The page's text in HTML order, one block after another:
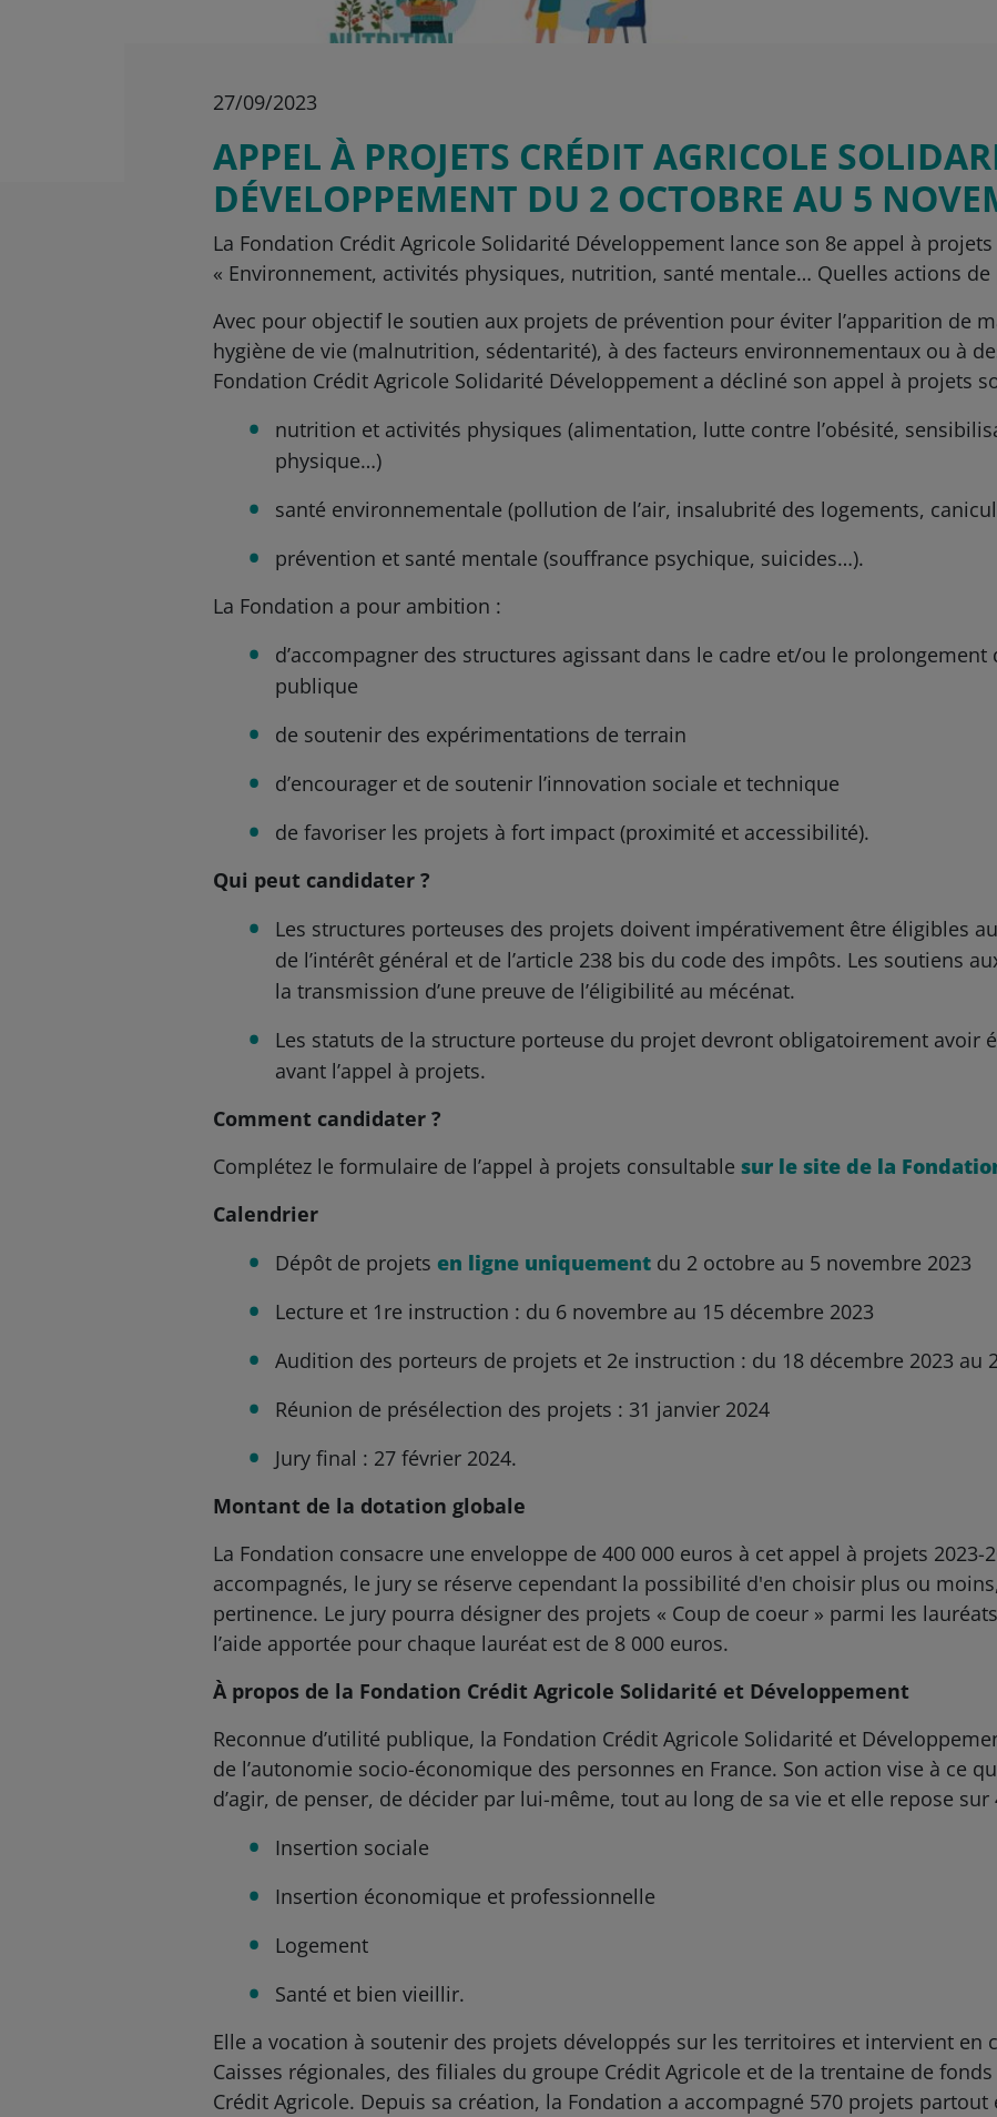
27/09/2023
APPEL À PROJETS CRÉDIT AGRICOLE
DÉVELOPPEMENT DU 2 OCTOBRE AU 5
La Fondation Crédit Agricole Solidarité Développement lance son 8e appel à
« Environnement, activités physiques, nutrition, santé mentale… Quelles actions de
Avec pour objectif le soutien aux projets de prévention pour éviter l’apparition de
hygiène de vie (malnutrition, sédentarité), à des facteurs environnementaux ou à
Fondation Crédit Agricole Solidarité Développement a décliné son appel à projets
nutrition et activités physiques (alimentation, lutte contre l’obésité,
physique…)
santé environnementale (pollution de l’air, insalubrité des logements,
prévention et santé mentale (souffrance psychique, suicides…).
La Fondation a pour ambition :
d’accompagner des structures agissant dans le cadre et/ou le
publique
de soutenir des expérimentations de terrain
d’encourager et de soutenir l’innovation sociale et technique
de favoriser les projets à fort impact (proximité et accessibilité).
Qui peut candidater ?
Les structures porteuses des projets doivent impérativement être éligibles
de l’intérêt général et de l’article 238 bis du code des impôts. Les soutiens
la transmission d’une preuve de l’éligibilité au mécénat.
Les statuts de la structure porteuse du projet devront obligatoirement avoir
avant l’appel à projets.
Comment candidater ?
Complétez le formulaire de l’appel à projets consultable sur le site de la
Calendrier
Dépôt de projets en ligne uniquementdu 2 octobre au 5 novembre 2023
Lecture et 1re instruction : du 6 novembre au 15 décembre 2023
Audition des porteurs de projets et 2e instruction : du 18 décembre 2023 au
Réunion de présélection des projets : 31 janvier 2024
Jury final : 27 février 2024.
Montant de la dotation globale
La Fondation consacre une enveloppe de 400 000 euros à cet appel à projets
accompagnés, le jury se réserve cependant la possibilité d'en choisir plus ou
pertinence. Le jury pourra désigner des projets « Coup de coeur » parmi les
l’aide apportée pour chaque lauréat est de 8 000 euros.
À propos de la Fondation Crédit Agricole Solidarité et Développement
Reconnue d’utilité publique, la Fondation Crédit Agricole Solidarité et
de l’autonomie socio-économique des personnes en France. Son action vise à ce
d’agir, de penser, de décider par lui-même, tout au long de sa vie et elle repose sur
Insertion sociale
Insertion économique et professionnelle
Logement
Santé et bien vieillir.
Elle a vocation à soutenir des projets développés sur les territoires et intervient en
Caisses régionales, des filiales du groupe Crédit Agricole et de la trentaine de
Crédit Agricole. Depuis sa création, la Fondation a accompagné 570 projets partout